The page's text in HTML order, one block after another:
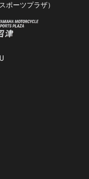
ポーツプラザ）